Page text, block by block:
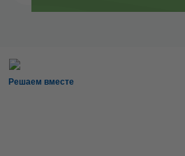
Решаем вместе